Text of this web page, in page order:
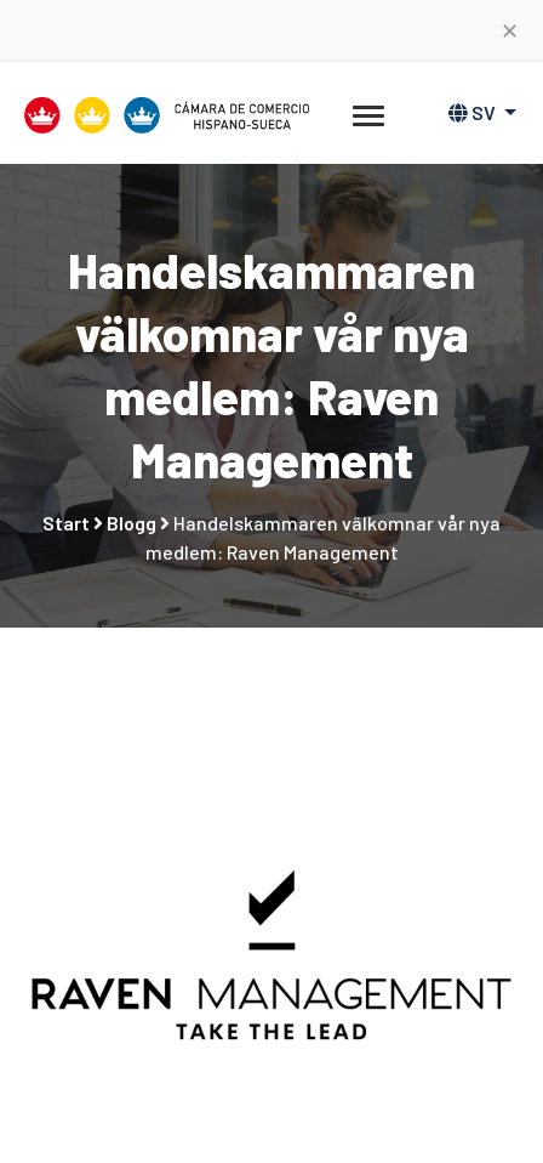
✕
SV
Handelskammaren
välkomnar vår nya
medlem: Raven
Management
Start Blogg
Handelskammaren välkomnar vår nya
medlem: Raven Management